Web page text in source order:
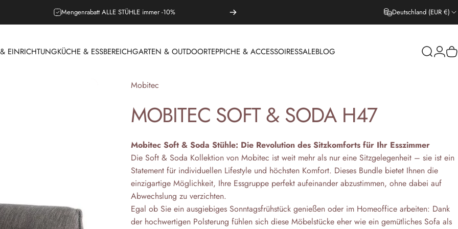
Mengenrabatt ALLE STÜHLE immer -10% Deutschland (EUR €)
EINRICHTUNGKÜCHE & ESSBEREICHGARTEN & OUTDOORTEPPICHE & ACCESSOIRESSALEBLOG SucheLogin
Anbieter:
Mobitec
MOBITEC SOFT& SODA H47
Mobitec Soft & Soda Stühle: Die Revolution des Sitzkomforts für Ihr Esszimmer
Die Soft & Soda Kollektion von Mobitec ist weit mehr als nur eine Sitzgelegenheit – sie ist ein
Statement für individuellen Lifestyle und höchsten Komfort. Dieses Bundle bietet Ihnen die
einzigartige Möglichkeit, Ihre Essgruppe perfekt aufeinander abzustimmen, ohne dabei auf
Abwechslung zu verzichten.
Egal ob Sie ein ausgiebiges Sonntagsfrühstück genießen oder im Homeoffice arbeiten: Dank
der hochwertigen Polsterung fühlen sich diese Möbelstücke eher wie ein gemütliches Sofa als